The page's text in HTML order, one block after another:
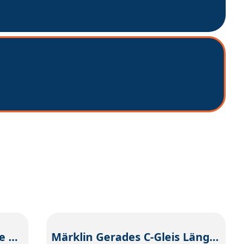
Elektrolokomotive Baureihe 186 Märklin Gerades C-Gleis Länge 229,3 mm